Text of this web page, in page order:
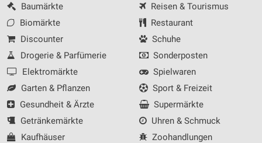
Baumärkte
Biomärkte
Discounter
Drogerie & Parfümerie
Elektromärkte
Garten & Pflanzen
Gesundheit & Ärzte
Getränkemärkte
Kaufhäuser
Reisen & Tourismus
Restaurant
Schuhe
Sonderposten
Spielwaren
Sport & Freizeit
Supermärkte
Uhren & Schmuck
Zoohandlungen